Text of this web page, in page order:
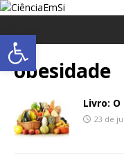
Abrir a
obesidade
Livro:
23 de